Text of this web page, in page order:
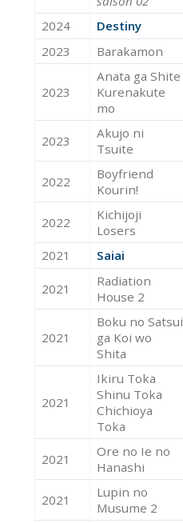
2024 Destiny
2023 Barakamon
2023
Anata ga Shite
Kurenakute
mo
2023
Akujo ni
Tsuite
2022
Boyfriend
Kourin!
2022
Kichijoji
Losers
2021 Saiai
2021
Radiation
House 2
2021
Boku no Satsui
ga Koi wo
Shita
2021
Ikiru Toka
Shinu Toka
Chichioya
Toka
2021
Ore no Ie no
Hanashi
2021
Lupin no
Musume 2